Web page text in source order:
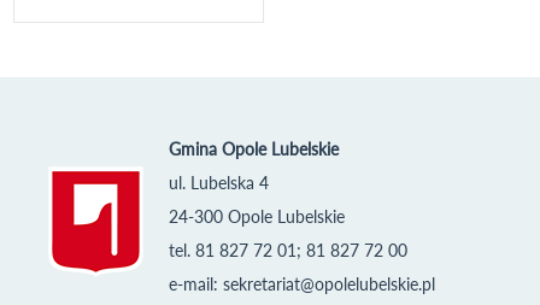
Gmina Opole Lubelskie
ul. Lubelska 4
24-300 Opole Lubelskie
tel. 81 827 72 01; 81 827 72 00
e-mail: sekretariat@opolelubelskie.pl